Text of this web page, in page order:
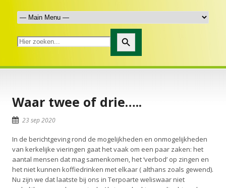
Zoekknop
Waar twee of drie…..
23 sep 2020
In de berichtgeving rond de mogelijkheden en onmogelijkheden
van kerkelijke vieringen gaat het vaak om een paar zaken: het
aantal mensen dat mag samenkomen, het ‘verbod’ op zingen en
het niet kunnen koffiedrinken met elkaar ( althans zoals gewend).
Nu zijn we dat laatste bij ons in Terpoarte weliswaar niet